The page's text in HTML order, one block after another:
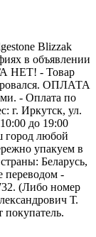
Blizzak
в объявлении
НЕТ! - Товар
ОПЛАТА
- Оплата по
Иркутск, ул.
до 19:00
город любой
упакуем в
Беларусь,
переводом -
(Либо номер
Т.
покупатель.